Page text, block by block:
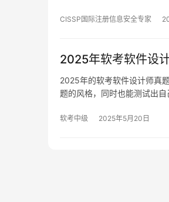
CISSP国际注册信息安全专家
2025年软考软件设
2025年的软考软件设计师真
题的风格，同时也能测试出
软考中级 2025年5月20日